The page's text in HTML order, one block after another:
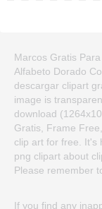
Marcos Gratis
Alfabeto Dorado
descargar clipart
image is
download
Gratis, Frame
clip art for free. It's
png clipart about
Please remember
If you find any